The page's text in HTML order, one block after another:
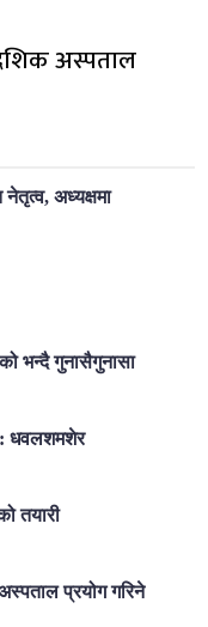
अस्पताल
अध्यक्षमा
भन्दै गुनासैगुनासा
: धवलशमशेर
तयारी
प्रयोग गरिने